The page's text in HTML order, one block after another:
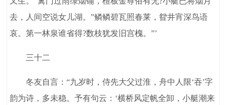
去，人间空说女儿湖。”鳞鳞碧瓦照春莱，眢井宵深鸟语
哀。第一林泉谁省得?数枝犹发旧宫槐。”’
三十二
冬友自言：“九岁时，侍先大父过淮，舟中人限‘吞’字
韵为诗，多未稳。予有句云：‘横桥风定帆全卸，小艇潮来